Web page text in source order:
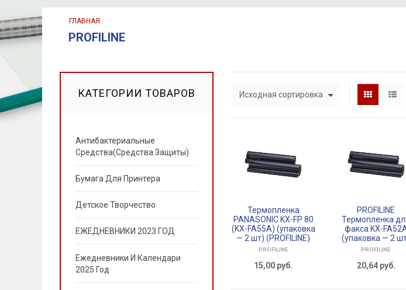
ГЛАВНАЯ
PROFILINE
Исходная сортировка
Термопленка
PANASONIC KX-FP 80
(KX-FA55A) (упаковка
— 2 шт) (PROFILINE)
PROFILINE
15,00 руб.
PROFILINE
Термопленка
факса KX-
(упаковка — 2
PROFILINE
20,64 руб.
КАТЕГОРИИ ТОВАРОВ
Антибактериальные
Средства(Средства Защиты)
Бумага Для Принтера
Детское Творчество
ЕЖЕДНЕВНИКИ 2023 ГОД
Ежедневники И Календари
2025 Год